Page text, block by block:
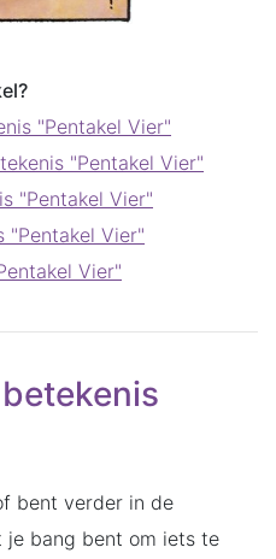
"Pentakel Vier"
"Pentakel Vier"
"Pentakel Vier"
"Pentakel Vier"
Vier"
bent verder in de
je bang bent om iets te